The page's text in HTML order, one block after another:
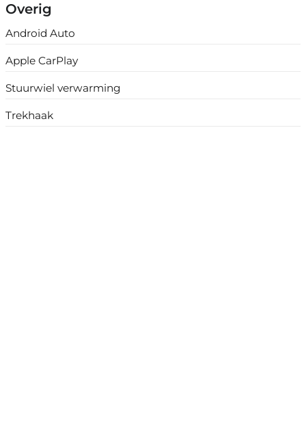
Overig
Android Auto
Apple CarPlay
Stuurwiel verwarming
Trekhaak